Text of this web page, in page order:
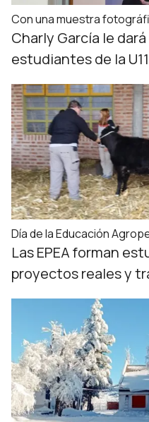
Con una muestra
Charly García le
estudiantes de la U11
Día de la Educación
Las EPEA forman
proyectos reales y